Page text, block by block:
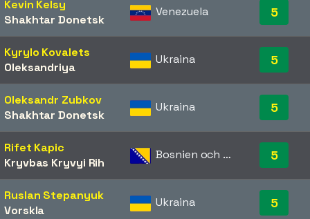
Kevin Kelsy
Shakhtar Donetsk
Venezuela 5
Kyrylo Kovalets
Oleksandriya
Ukraina 5
Oleksandr Zubkov
Shakhtar Donetsk
Ukraina 5
Rifet Kapic
Kryvbas Kryvyi Rih
Bosnien och Hercegovina 5
Ruslan Stepanyuk
Vorskla
Ukraina 5